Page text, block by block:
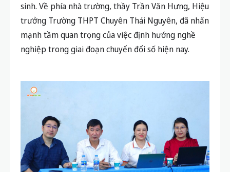
sinh. Về phía nhà trường, thầy Trần Văn Hưng, Hiệu
trưởng Trường THPT Chuyên Thái Nguyên, đã nhấn
mạnh tầm quan trọng của việc định hướng nghề
nghiệp trong giai đoạn chuyển đổi số hiện nay.